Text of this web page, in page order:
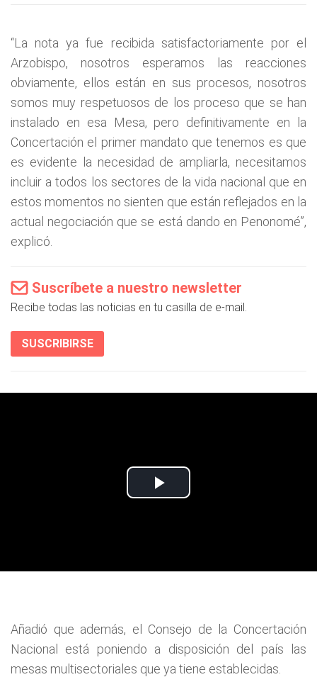
“La nota ya fue recibida satisfactoriamente por el
Arzobispo, nosotros esperamos las reacciones
obviamente, ellos están en sus procesos, nosotros
somos muy respetuosos de los proceso que se han
instalado en esa Mesa, pero definitivamente en la
Concertación el primer mandato que tenemos es que
es evidente la necesidad de ampliarla, necesitamos
incluir a todos los sectores de la vida nacional que en
estos momentos no sienten que están reflejados en la
actual negociación que se está dando en Penonomé”,
explicó.
Suscríbete a nuestro newsletter
Recibe todas las noticias en tu casilla de e-mail.
SUSCRIBIRSE
Añadió que además, el Consejo de la Concertación
Nacional está poniendo a disposición del país las
mesas multisectoriales que ya tiene establecidas.